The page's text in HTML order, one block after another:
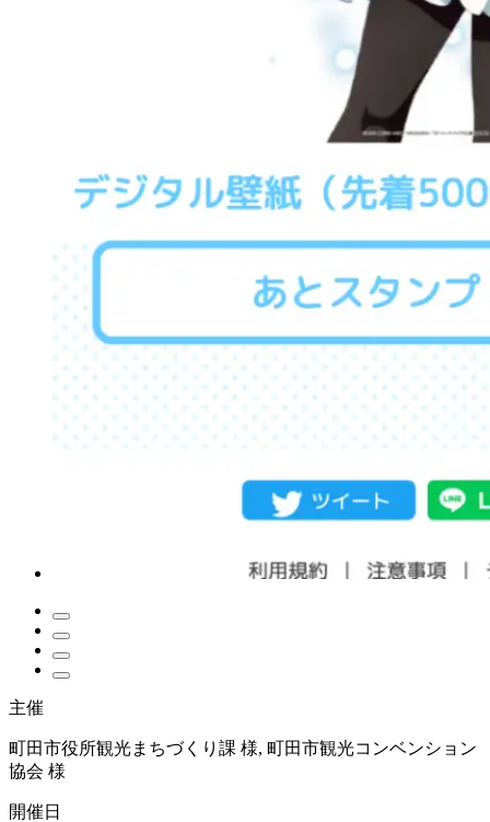
主催
町田市役所観光まちづくり課 様, 町田市観光コンベンション
協会 様
開催日